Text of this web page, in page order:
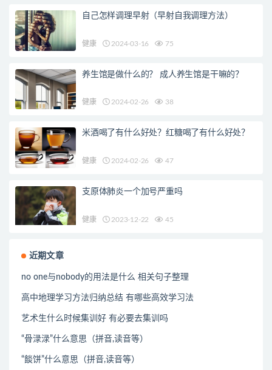
自己怎样调理早射（早射自我调理方法）
健康 2024-03-16 75
养生馆是做什么的？ 成人养生馆是干嘛的？
健康 2024-02-26 38
米酒喝了有什么好处？红糖喝了有什么好处？
健康 2024-02-26 47
支原体肺炎一个加号严重吗
健康 2023-12-22 45
近期文章
no one与nobody的用法是什么 相关句子整理
高中地理学习方法归纳总结 有哪些高效学习法
艺术生什么时候集训好 有必要去集训吗
“骨渌渌”什么意思（拼音,读音等）
“餤饼”什么意思（拼音,读音等）